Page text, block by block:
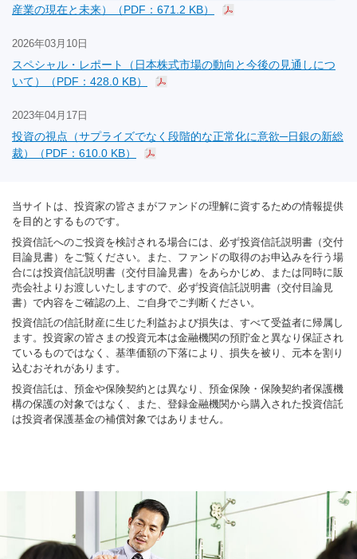
産業の現在と未来）（PDF：671.2 KB）
2026年03月10日
スペシャル・レポート（日本株式市場の動向と今後の見通しにつ
いて）（PDF：428.0 KB）
2023年04月17日
投資の視点（サプライズでなく段階的な正常化に意欲─日銀の新総
裁）（PDF：610.0 KB）
当サイトは、投資家の皆さまがファンドの理解に資するための情報提供
を目的とするものです。
投資信託へのご投資を検討される場合には、必ず投資信託説明書（交付
目論見書）をご覧ください。また、ファンドの取得のお申込みを行う場
合には投資信託説明書（交付目論見書）をあらかじめ、または同時に販
売会社よりお渡しいたしますので、必ず投資信託説明書（交付目論見
書）で内容をご確認の上、ご自身でご判断ください。
投資信託の信託財産に生じた利益および損失は、すべて受益者に帰属し
ます。投資家の皆さまの投資元本は金融機関の預貯金と異なり保証され
ているものではなく、基準価額の下落により、損失を被り、元本を割り
込むおそれがあります。
投資信託は、預金や保険契約とは異なり、預金保険・保険契約者保護機
構の保護の対象ではなく、また、登録金融機関から購入された投資信託
は投資者保護基金の補償対象ではありません。